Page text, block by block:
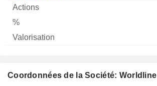
Coordonnées de la Société: Worldline